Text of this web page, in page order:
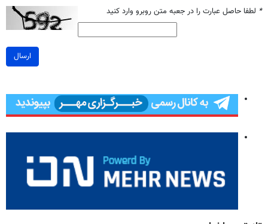
* لطفا حاصل عبارت را در جعبه متن روبرو وارد کنید
ارسال